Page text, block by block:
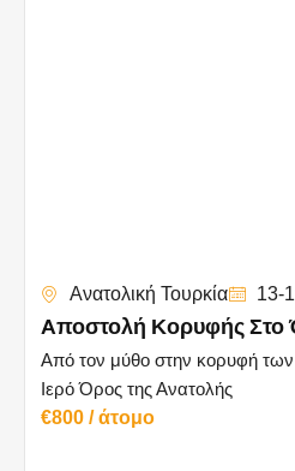
Ανατολική Τουρκία 13-
Aποστολή Κορυφής Στο
Από τον μύθο στην κορυφή
Ιερό Όρος της Ανατολής
€800 / άτομο